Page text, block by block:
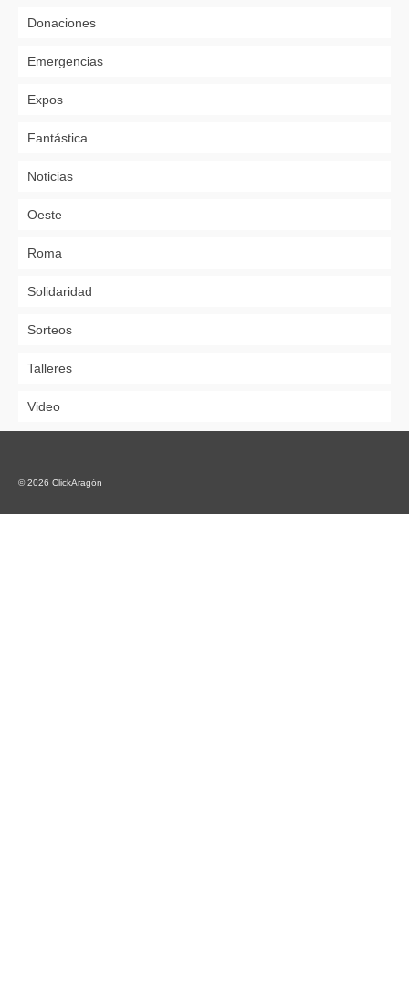
Donaciones
Emergencias
Expos
Fantástica
Noticias
Oeste
Roma
Solidaridad
Sorteos
Talleres
Video
© 2026 ClickAragón